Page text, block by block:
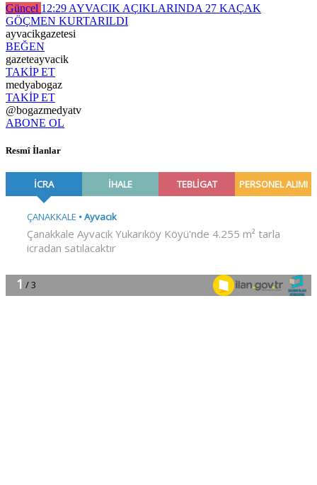
Güncel 12:29 AYVACIK AÇIKLARINDA 27 KAÇAK
GÖÇMEN KURTARILDI
ayvacikgazetesi
BEĞEN
gazeteayvacik
TAKİP ET
medyabogaz
TAKİP ET
@bogazmedyatv
ABONE OL
Resmî İlanlar